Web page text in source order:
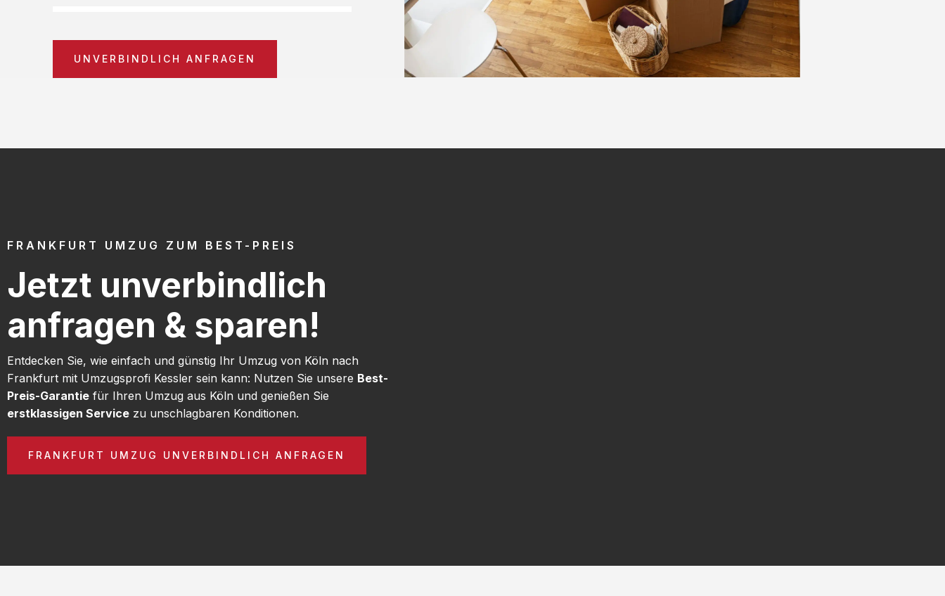
UNVERBINDLICH ANFRAGEN
FRANKFURT UMZUG ZUM BEST-PREIS
Jetzt unverbindlich
anfragen & sparen!
Entdecken Sie, wie einfach und günstig Ihr Umzug von Köln nach
Frankfurt mit Umzugsprofi Kessler sein kann: Nutzen Sie unsere Best-
Preis-Garantie für Ihren Umzug aus Köln und genießen Sie
erstklassigen Service zu unschlagbaren Konditionen.
FRANKFURT UMZUG UNVERBINDLICH ANFRAGEN